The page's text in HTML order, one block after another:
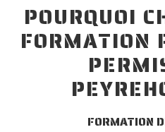
POURQUOI
FORMATION
FORMATION